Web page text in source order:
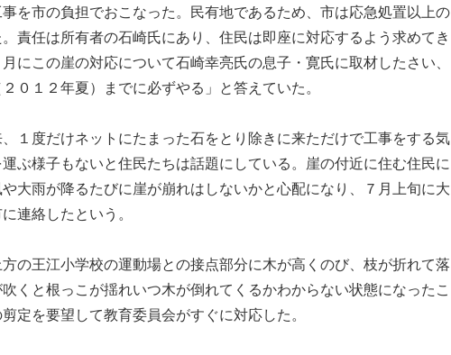
を市の負担でおこなった。民有地であるため、市は応急処置以上の
責任は所有者の石崎氏にあり、住民は即座に対応するよう求めてき
にこの崖の対応について石崎幸亮氏の息子・寛氏に取材したさい、
２０１２年夏）までに必ずやる」と答えていた。
１度だけネットにたまった石をとり除きに来ただけで工事をする気
ぶ様子もないと住民たちは話題にしている。崖の付近に住む住民に
大雨が降るたびに崖が崩れはしないかと心配になり、７月上旬に大
連絡したという。
の王江小学校の運動場との接点部分に木が高くのび、枝が折れて落
くと根っこが揺れいつ木が倒れてくるかわからない状態になったこ
定を要望して教育委員会がすぐに対応した。